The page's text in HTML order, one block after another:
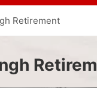
Retirement